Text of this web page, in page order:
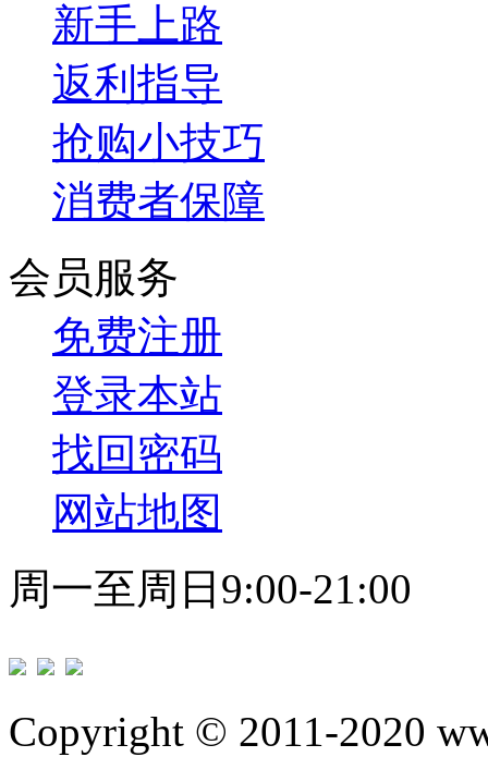
新手上路
返利指导
抢购小技巧
消费者保障
会员服务
免费注册
登录本站
找回密码
网站地图
周一至周日9:00-21:00
Copyright © 2011-2020